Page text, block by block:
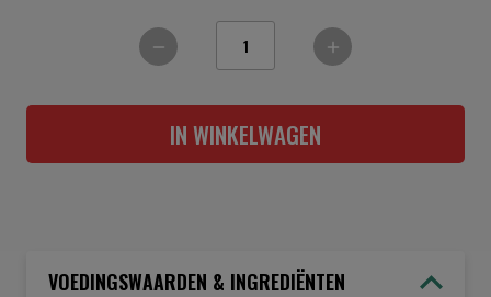
IN WINKELWAGEN
VOEDINGSWAARDEN & INGREDIËNTEN